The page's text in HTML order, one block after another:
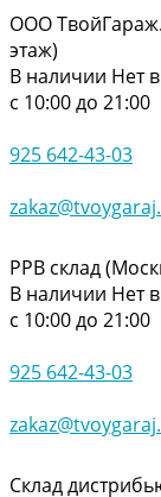
ООО
этаж)
В наличии Нет
с 10:00 до 21:00
925 642-43-03
РРВ склад
В наличии Нет
с 10:00 до 21:00
925 642-43-03
Склад